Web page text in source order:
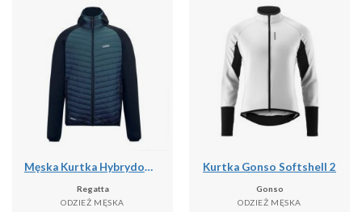
Męska Kurtka Hybrydowa Andreson
Regatta
ODZIEŻ MĘSKA
Kurtka Gonso Softshell 2
Gonso
ODZIEŻ MĘSKA